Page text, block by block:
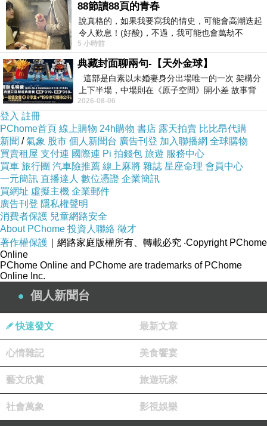
老先生欲言又止的，最後還是搖了搖頭。
船長一臉疑惑，但也沒再追問，接著便說:『那...
我要將這些孩子送給新主人了。』
老先生點點頭，並表示他也該回去了。
船長看了一眼老先生手中的酒杯說:『酒杯你先放
窗台上吧! 我等等再回來收。』
老先生聽了船長的話，將酒杯放在酒客開啟的另
一扇窗外，對船長說聲不好意思，就緩步離開
了。
船長看著老先生離去的背影，想走進屋內問酒客
剛剛的情況，但籠內的小貓突然醒了，並開始有
活力的叫著，船長深怕酒客聽見，只好快步離
開。
屋內的酒客，突然回了神轉頭看看屋內，才發現
88節讀88頁的青春
說真格的，如果我要寫我的情史，可能會高潮迭起
令人歎息！(好酸)，不過，我可能也會萬劫不
復...，每天跪鍵盤還是被判了花心的罪
5 小時前
典藏封面聊兩句-【天外金球】
這部是白素以未婚妻身分出場唯一的一次 架構分
上下半場，中場則在《原子空間》開小差 故事背
景影射西藏境外流亡 地下組織
2026-08-06
登入 註冊
PChome首頁 線上購物 24h購物 書店 露天拍賣 比比昂代購
新聞 /氣象 股市 個人新聞台 廣告刊登 加入聯播網 全球購物
買賣租屋 支付連 國際連 Pi 拍錢包 旅遊 服務中心
買車 旅行團 汽車險推薦 線上麻將 雜誌 星座命理 會員中心
一元簡訊 直播達人 數位憑證 企業簡訊
買網址 虛擬主機 企業郵件
廣告刊登 隱私權聲明
消費者保護 兒童網路安全
About PChome 投資人聯絡 徵才
著作權保護 ｜網路家庭版權所有、轉載必究 ‧Copyright PChome
Online
PChome Online and PChome are trademarks of PChome
Online Inc.
個人新聞台
快速發文 最新文章
心情雜記 美食饗宴
藝文欣賞 旅遊玩家
社會萬象 影視娛樂